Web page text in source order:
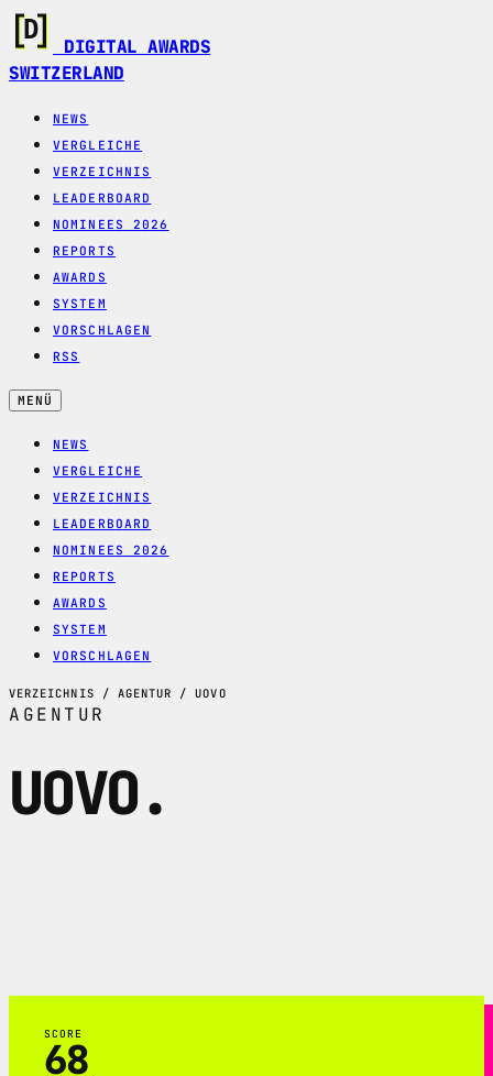
DIGITAL AWARDS
SWITZERLAND
NEWS
VERGLEICHE
VERZEICHNIS
LEADERBOARD
NOMINEES 2026
REPORTS
AWARDS
SYSTEM
VORSCHLAGEN
RSS
MENÜ
NEWS
VERGLEICHE
VERZEICHNIS
LEADERBOARD
NOMINEES 2026
REPORTS
AWARDS
SYSTEM
VORSCHLAGEN
VERZEICHNIS / AGENTUR / UOVO
AGENTUR
UOVO.
SCORE
68